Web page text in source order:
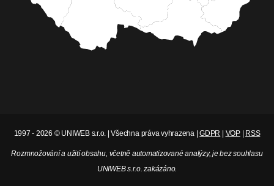
1997 - 2026 © UNIWEB s.r.o. | Všechna práva vyhrazena |GDPR VOP| RSS
Rozmnožování a užití obsahu, včetně automatizované analýzy, je bez souhlasu
UNIWEB s.r.o. zakázáno.